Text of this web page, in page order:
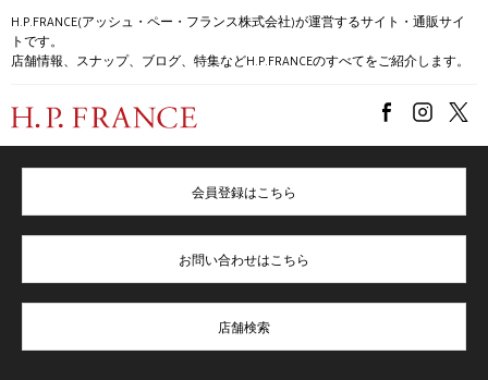
H.P.FRANCE(アッシュ・ペー・フランス株式会社)が運営するサイト・通販サイ
トです。
店舗情報、スナップ、ブログ、特集などH.P.FRANCEのすべてをご紹介します。
会員登録はこちら
お問い合わせはこちら
店舗検索